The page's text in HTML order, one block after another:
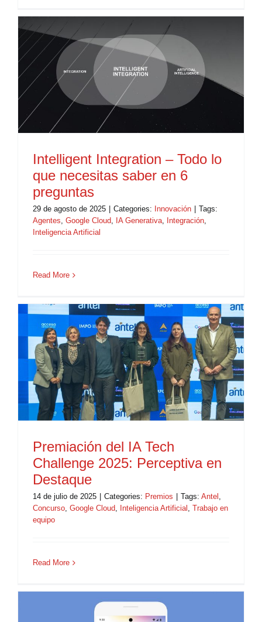
Intelligent Integration – Todo lo
que necesitas saber en 6
preguntas
29 de agosto de 2025 Categories: Innovación
Tags:
Agentes, Google Cloud, IA Generativa, Integración,
Inteligencia Artificial
Read More
Premiación del IA Tech
Challenge 2025: Perceptiva en
Destaque
14 de julio de 2025 Categories: Premios Tags: Antel ,
Concurso, Google Cloud, Inteligencia Artificial , Trabajo en
equipo
Read More